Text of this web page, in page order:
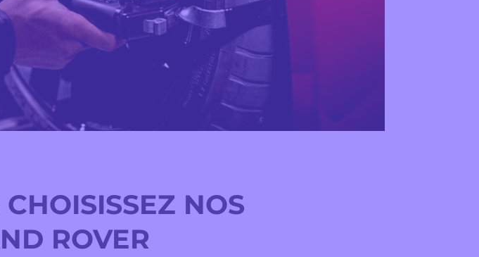
NOS
ROVER